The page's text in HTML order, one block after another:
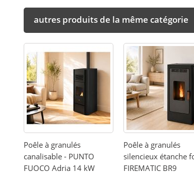
autres produits de la même catégorie
Poêle à granulés
canalisable - PUNTO
FUOCO Adria 14 kW
Poêle à granulés
silencieux étanche
FIREMATIC BR9